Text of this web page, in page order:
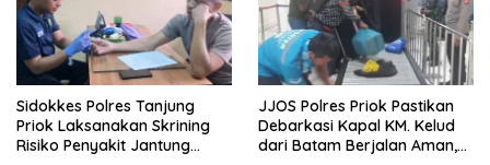
Sidokkes Polres Tanjung
Priok Laksanakan Skrining
Risiko Penyakit Jantung
JJOS Polres Priok Pastikan
Debarkasi Kapal KM. Kelud
dari Batam Berjalan Aman,